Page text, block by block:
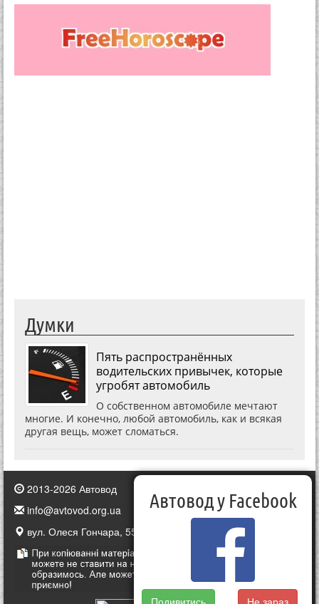
Думки
Пять распространённых
водительских привычек, которые
угробят автомобиль
О собственном автомобиле мечтают
многие. И конечно, любой автомобиль, как и всякая
другая вещь, может сломаться.
2013-2026 Автовод
info@avtovod.org.ua
вул. Олеся Гончара, 55, Київ, Україна
Автовод у Facebook
Подивитись Не зараз